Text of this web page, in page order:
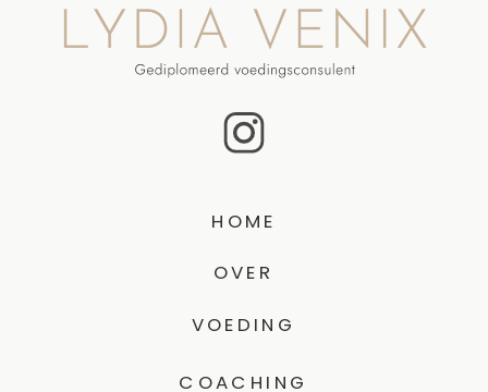
VOEDING
OVER
HOME
COACHING